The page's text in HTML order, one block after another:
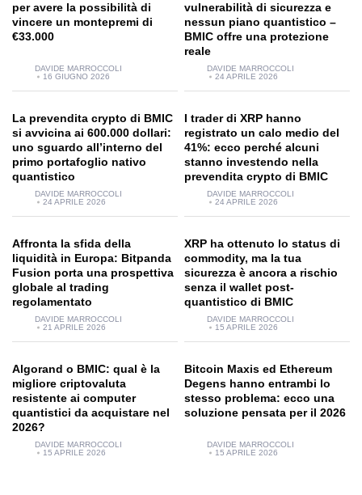
per avere la possibilità di
vincere un montepremi di
€33.000
DAVIDE MARROCCOLI
16 GIUGNO 2026
vulnerabilità di sicurezza e
nessun piano quantistico –
BMIC offre una protezione
reale
DAVIDE MARROCCOLI
24 APRILE 2026
La prevendita crypto di BMIC
si avvicina ai 600.000 dollari:
uno sguardo all’interno del
primo portafoglio nativo
quantistico
DAVIDE MARROCCOLI
24 APRILE 2026
I trader di XRP hanno
registrato un calo medio del
41%: ecco perché alcuni
stanno investendo nella
prevendita crypto di BMIC
DAVIDE MARROCCOLI
24 APRILE 2026
Affronta la sfida della
liquidità in Europa: Bitpanda
Fusion porta una prospettiva
globale al trading
regolamentato
DAVIDE MARROCCOLI
21 APRILE 2026
XRP ha ottenuto lo status di
commodity, ma la tua
sicurezza è ancora a rischio
senza il wallet post-
quantistico di BMIC
DAVIDE MARROCCOLI
15 APRILE 2026
Algorand o BMIC: qual è la
migliore criptovaluta
resistente ai computer
quantistici da acquistare nel
2026?
DAVIDE MARROCCOLI
15 APRILE 2026
Bitcoin Maxis ed Ethereum
Degens hanno entrambi lo
stesso problema: ecco una
soluzione pensata per il 2026
DAVIDE MARROCCOLI
15 APRILE 2026